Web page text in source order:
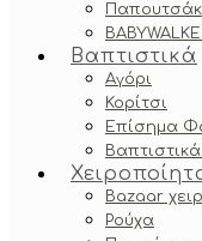
Βαπτιστικά
Αγόρι
Κορίτσι
Επίσημα
Bazaar
Ρούχα